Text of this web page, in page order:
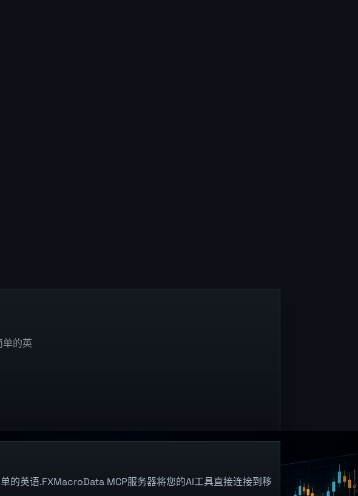
的英
的英语.FXMacroData MCP服务器将您的AI工具直接连接到移